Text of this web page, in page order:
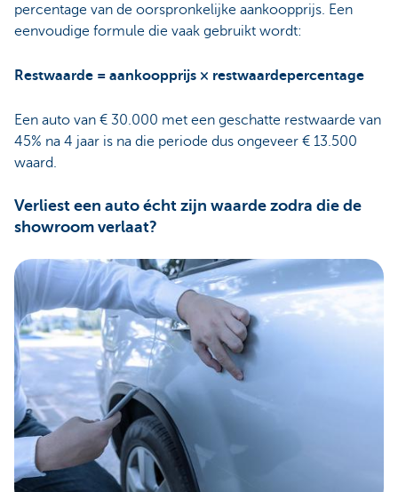
percentage van de oorspronkelijke aankoopprijs. Een
eenvoudige formule die vaak gebruikt wordt:
Restwaarde = aankoopprijs × restwaardepercentage
Een auto van € 30.000 met een geschatte restwaarde van
45% na 4 jaar is na die periode dus ongeveer € 13.500
waard.
Verliest een auto écht zijn waarde zodra die de
showroom verlaat?